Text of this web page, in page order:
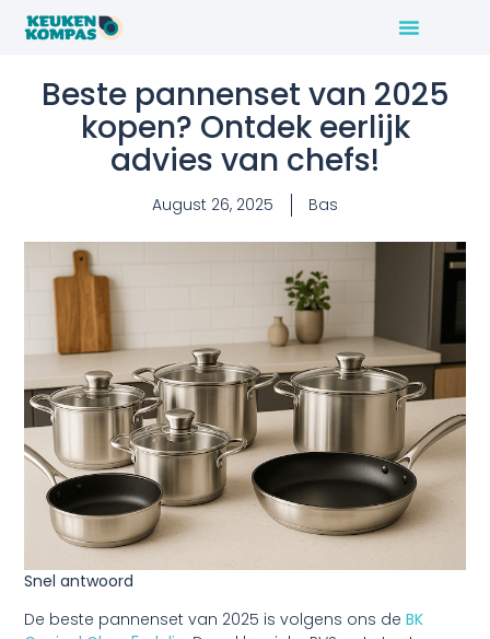
Beste pannenset van 2025
kopen? Ontdek eerlijk
advies van chefs!
August 26, 2025 Bas
Snel antwoord
De beste pannenset van 2025 is volgens ons deBK